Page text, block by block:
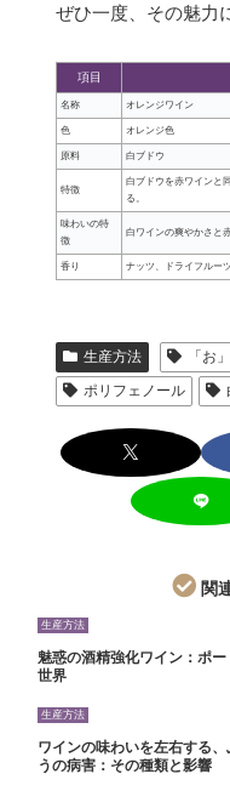
ぜひ一度、その魅力
項目
名称 オレンジワイン
色 オレンジ色
原料 白ブドウ
特徴
白ブドウを赤ワインと
る。
味わいの特
徴
白ワインの爽やかさと
香り ナッツ、ドライフルー
生産方法 「お」
ポリフェノール
関
生産方法
魅惑の酒精強化ワイン：ポー
世界
生産方法
ワインの味わいを左右する、
うの病害：その種類と影響